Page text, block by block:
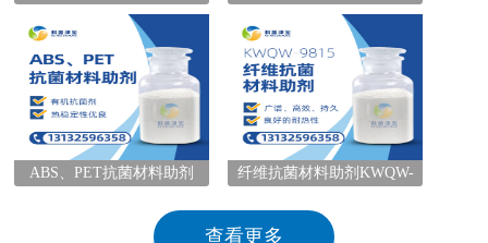
ABS、PET抗菌材料助剂
纤维抗菌材料助剂KWQW-
查看更多